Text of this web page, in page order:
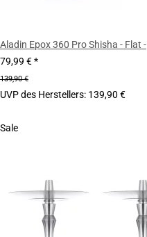
Aladin Epox 360 Pro Shisha - Flat -
79,99 €*
139,90 €
UVP des Herstellers: 139,90 €
Sale